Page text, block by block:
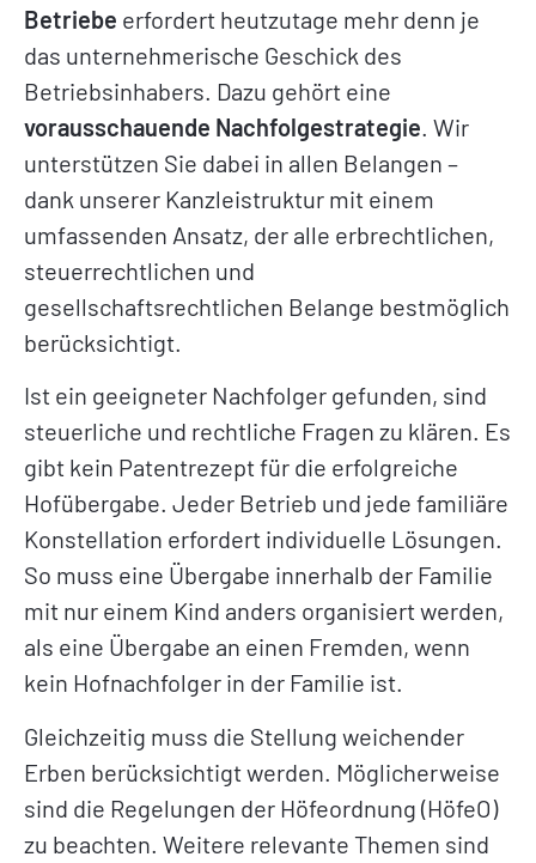
Betriebe erfordert heutzutage mehr denn je
das unternehmerische Geschick des
Betriebsinhabers. Dazu gehört eine
vorausschauende Nachfolgestrategie . Wir
unterstützen Sie dabei in allen Belangen –
dank unserer Kanzleistruktur mit einem
umfassenden Ansatz, der alle erbrechtlichen,
steuerrechtlichen und
gesellschaftsrechtlichen Belange bestmöglich
berücksichtigt.
Ist ein geeigneter Nachfolger gefunden, sind
steuerliche und rechtliche Fragen zu klären. Es
gibt kein Patentrezept für die erfolgreiche
Hofübergabe. Jeder Betrieb und jede familiäre
Konstellation erfordert individuelle Lösungen.
So muss eine Übergabe innerhalb der Familie
mit nur einem Kind anders organisiert werden,
als eine Übergabe an einen Fremden, wenn
kein Hofnachfolger in der Familie ist.
Gleichzeitig muss die Stellung weichender
Erben berücksichtigt werden. Möglicherweise
sind die Regelungen der Höfeordnung (HöfeO)
zu beachten. Weitere relevante Themen sind